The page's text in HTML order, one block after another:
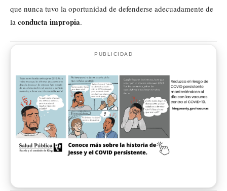
que nunca tuvo la oportunidad de defenderse adecuadamente de
la conducta impropia.
PUBLICIDAD